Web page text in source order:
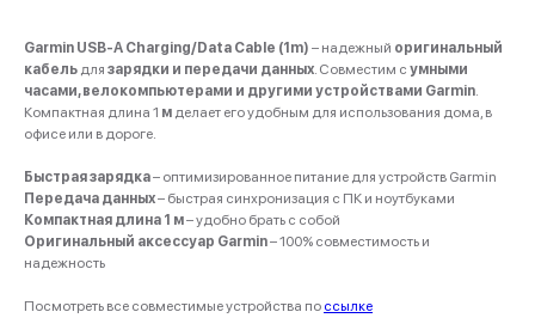
Garmin USB-A Charging/Data Cable (1m) – надежный оригинальный
кабель для зарядки и передачи данных. Совместим с умными
часами, велокомпьютерами и другими устройствами Garmin.
Компактная длина 1 м делает его удобным для использования дома, в
офисе или в дороге.
Быстрая зарядка– оптимизированное питание для устройств Garmin
Передача данных– быстрая синхронизация с ПК и ноутбуками
Компактная длина 1 м– удобно брать с собой
Оригинальный аксессуар Garmin– 100% совместимость и
надежность
Посмотреть все совместимые устройства по ссылке